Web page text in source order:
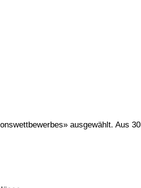
ausgewählt. Aus 30